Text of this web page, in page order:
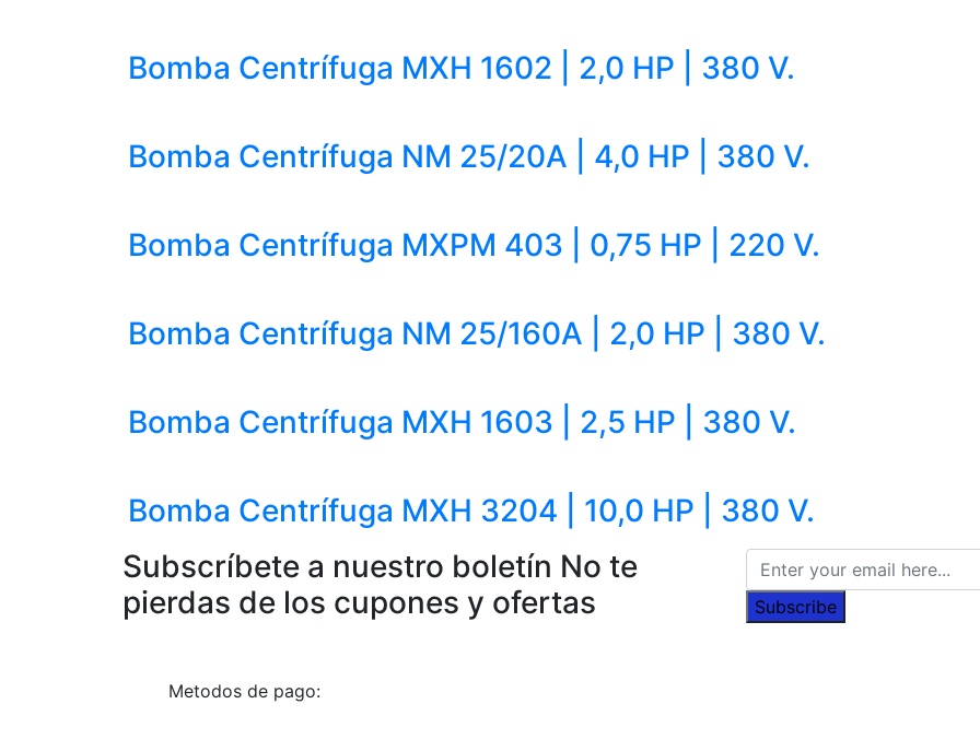
Bomba Centrífuga MXH 1602 | 2,0 HP | 380 V.
Bomba Centrífuga NM 25/20A | 4,0 HP | 380 V.
Bomba Centrífuga MXPM 403 | 0,75 HP | 220 V.
Bomba Centrífuga NM 25/160A | 2,0 HP | 380 V.
Bomba Centrífuga MXH 1603 | 2,5 HP | 380 V.
Bomba Centrífuga MXH 3204 | 10,0 HP | 380 V.
Subscríbete a nuestro boletín No te
pierdas de los cupones y ofertas
Subscribe
Metodos de pago: